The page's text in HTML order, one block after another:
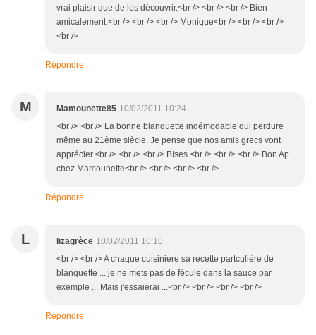
vrai plaisir que de les découvrir.<br /> <br /> <br /> Bien
amicalement.<br /> <br /> <br /> Monique<br /> <br /> <br />
<br />
Répondre
M Mamounette85 10/02/2011 10:24
<br /> <br /> La bonne blanquette indémodable qui perdure
même au 21ème siècle. Je pense que nos amis grecs vont
apprécier.<br /> <br /> <br /> BIses <br /> <br /> <br /> Bon Ap
chez Mamounette<br /> <br /> <br /> <br />
Répondre
L lizagrèce 10/02/2011 10:10
<br /> <br /> A chaque cuisinière sa recette partculière de
blanquette ... je ne mets pas de fécule dans la sauce par
exemple ... Mais j'essaierai ...<br /> <br /> <br /> <br />
Répondre